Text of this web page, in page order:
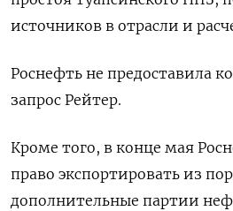
источников в отрасли и
Роснефть не предоставила
запрос Рейтер.
Кроме того, в конце мая
право экспортировать из
дополнительные партии